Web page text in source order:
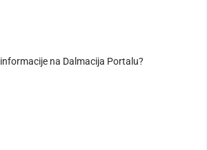
na Dalmacija Portalu?